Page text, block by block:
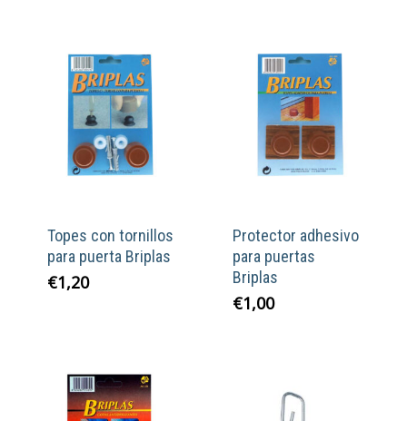
Topes con tornillos
para puerta Briplas
€1,20
Protector adhesivo
para puertas
Briplas
€1,00